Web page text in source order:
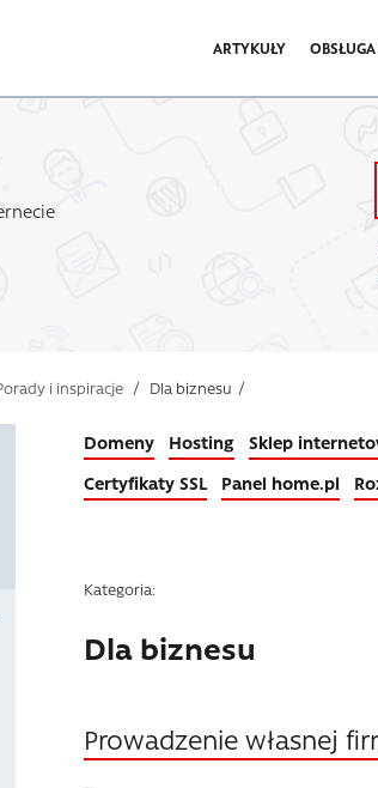
ARTYKUŁY
i inspiracje / Dla biznesu /
Domeny Hosting Sklep
Certyfikaty SSL
Panel home.pl
Kategoria:
Dla biznesu
Prowadzenie własnej